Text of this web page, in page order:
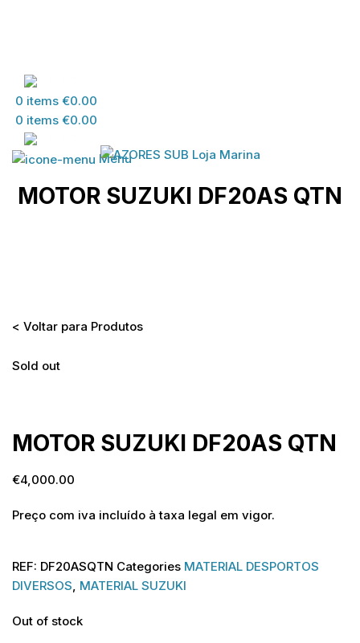
0 items €0.00
0 items €0.00
Menu
MOTOR SUZUKI DF20AS QTN
< Voltar para Produtos
Sold out
MOTOR SUZUKI DF20AS QTN
€4,000.00
Preço com iva incluído à taxa legal em vigor.
REF: DF20ASQTN Categories MATERIAL DESPORTOS
DIVERSOS, MATERIAL SUZUKI
Out of stock